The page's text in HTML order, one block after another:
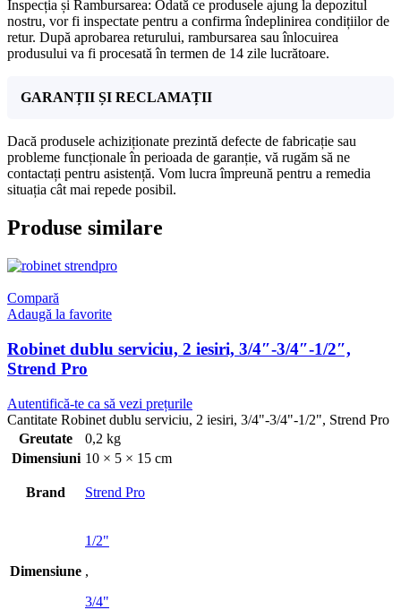
Inspecția și Rambursarea: Odată ce produsele ajung la depozitul
nostru, vor fi inspectate pentru a confirma îndeplinirea condițiilor de
retur. După aprobarea returului, rambursarea sau înlocuirea
produsului va fi procesată în termen de 14 zile lucrătoare.
GARANȚII ȘI RECLAMAȚII
Dacă produsele achiziționate prezintă defecte de fabricație sau
probleme funcționale în perioada de garanție, vă rugăm să ne
contactați pentru asistență. Vom lucra împreună pentru a remedia
situația cât mai repede posibil.
Produse similare
Compară
Adaugă la favorite
Robinet dublu serviciu, 2 iesiri, 3/4″-3/4″-1/2″,
Strend Pro
Autentifică-te ca să vezi prețurile
Cantitate Robinet dublu serviciu, 2 iesiri, 3/4"-3/4"-1/2", Strend Pro
Greutate
0,2 kg
Dimensiuni 10 × 5 × 15 cm
Brand Strend Pro
Dimensiune
1/2"
,
3/4"